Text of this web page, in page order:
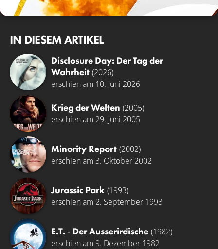
IN DIESEM ARTIKEL
Disclosure Day: Der Tag der
Wahrheit (2026)
erschien am 10. Juni 2026
Krieg der Welten (2005)
erschien am 29. Juni 2005
Minority Report (2002)
erschien am 3. Oktober 2002
Jurassic Park (1993)
erschien am 2. September 1993
E.T. - Der Ausserirdische (1982)
erschien am 9. Dezember 1982